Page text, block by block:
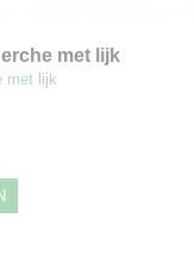
met lijk
met lijk